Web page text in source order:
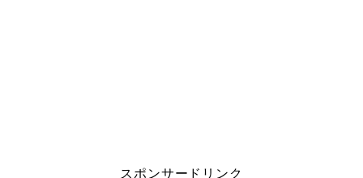
スポンサードリンク